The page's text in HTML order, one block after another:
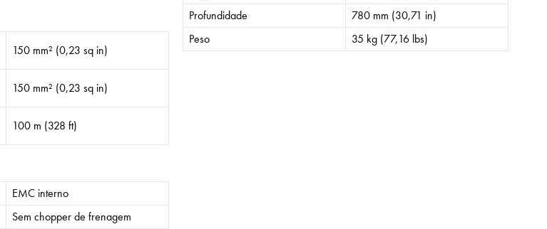
150 mm² (0,23 sq in)
150 mm² (0,23 sq in)
100 m (328 ft)
EMC interno
Sem chopper de frenagem
Profundidade
780 mm (30,71 in)
Peso
35 kg (77,16 lbs)